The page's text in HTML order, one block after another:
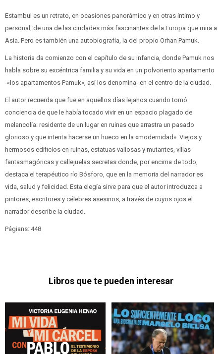
Estambul es un retrato, en ocasiones panorámico y en otras íntimo y
personal, de una de las ciudades más fascinantes de la Europa que mira a
Asia. Pero es también una autobiografía, la del propio Orhan Pamuk.
La historia da comienzo con el capítulo de su infancia, donde Pamuk nos
habla sobre su excéntrica familia y su vida en un polvoriento apartamento
-«los apartamentos Pamuk», así los denomina- en el centro de la ciudad.
El autor recuerda que fue en aquellos días lejanos cuando tomó
conciencia de que le había tocado vivir en un espacio plagado de
melancolía: residente de un lugar en ruinas que arrastra un pasado
glorioso y que intenta hacerse un hueco en la «modernidad». Viejos y
hermosos edificios en ruinas, estatuas valiosas y mutantes, villas
fantasmagóricas y callejuelas secretas donde, por encima de todo,
destaca el terapéutico río Bósforo, que en la memoria del narrador es
vida, salud y felicidad. Esta elegía sirve para que el autor introduzca a
pintores, escritores y célebres asesinos, a través de cuyos ojos el
narrador describe la ciudad.
Págians: 448
Libros que te pueden interesar